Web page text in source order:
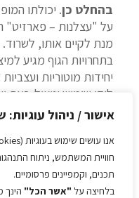
אישור / ניהול
חוויית המשתמש, ניתוח
תכנים, וקמפיינים פרסומיים.
בלחיצה על "אשר הכל" הינך
בהחלט כן. יכולתו
על "עצלנות – פארזיט"
מנת לקיים אותו,
בתחרויות הגוף מגיע
יחידות מוטוריות
לידי שימוש וניצול.
מופלא עם "אלופים" עם
איזה סוג חימום הם
טרם תחרות (טקס
עד כמה הם מתחמצנים,
ספורטאי עממי רץ ומבצע
משטח שהם מבצעים זאת;